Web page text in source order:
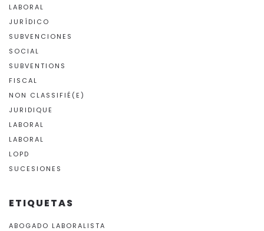
LABORAL
JURÍDICO
SUBVENCIONES
SOCIAL
SUBVENTIONS
FISCAL
NON CLASSIFIÉ(E)
JURIDIQUE
LABORAL
LABORAL
LOPD
SUCESIONES
ETIQUETAS
ABOGADO LABORALISTA